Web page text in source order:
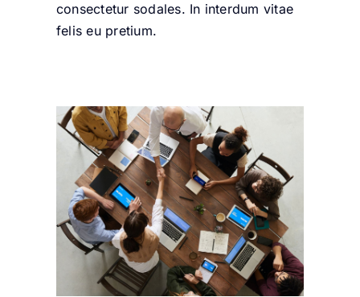
consectetur sodales. In interdum vitae
felis eu pretium.